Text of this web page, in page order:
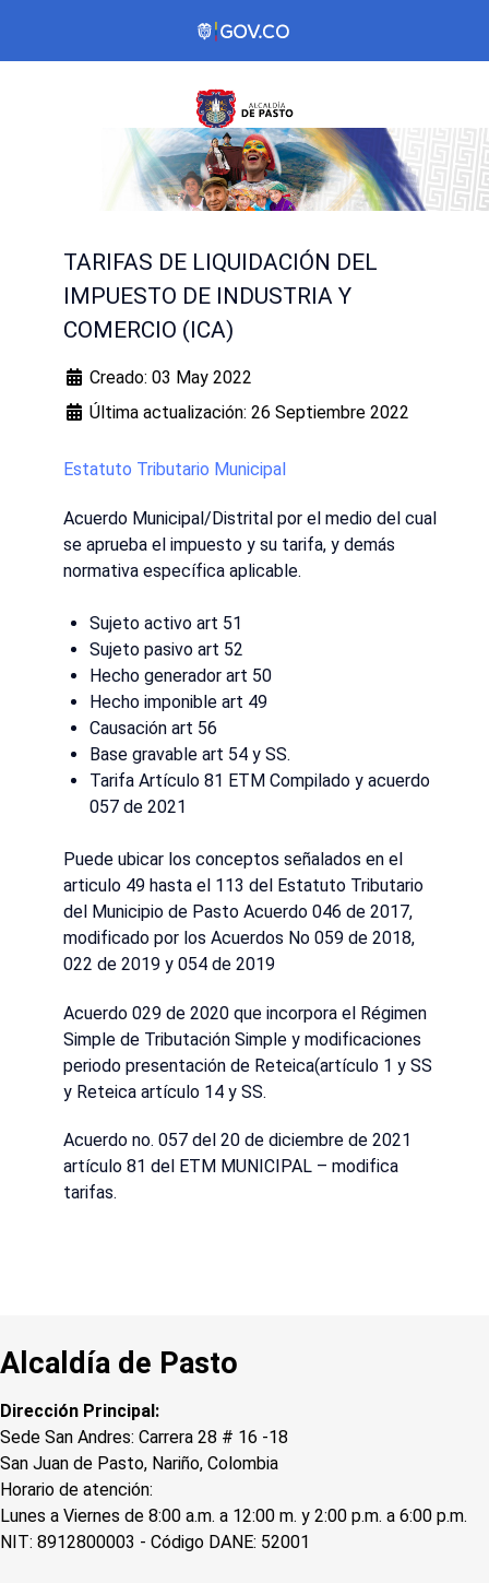
TARIFAS DE LIQUIDACIÓN DEL
IMPUESTO DE INDUSTRIA Y
COMERCIO (ICA)
Creado: 03 May 2022
Última actualización: 26 Septiembre 2022
Estatuto Tributario Municipal
Acuerdo Municipal/Distrital por el medio del cual
se aprueba el impuesto y su tarifa, y demás
normativa específica aplicable.
Sujeto activo art 51
Sujeto pasivo art 52
Hecho generador art 50
Hecho imponible art 49
Causación art 56
Base gravable art 54 y SS.
Tarifa Artículo 81 ETM Compilado y acuerdo
057 de 2021
Puede ubicar los conceptos señalados en el
articulo 49 hasta el 113 del Estatuto Tributario
del Municipio de Pasto Acuerdo 046 de 2017,
modificado por los Acuerdos No 059 de 2018,
022 de 2019 y 054 de 2019
Acuerdo 029 de 2020 que incorpora el Régimen
Simple de Tributación Simple y modificaciones
periodo presentación de Reteica(artículo 1 y SS
y Reteica artículo 14 y SS.
Acuerdo no. 057 del 20 de diciembre de 2021
artículo 81 del ETM MUNICIPAL – modifica
tarifas.
Alcaldía de Pasto
Dirección Principal:
Sede San Andres: Carrera 28 # 16 -18
San Juan de Pasto, Nariño, Colombia
Horario de atención:
Lunes a Viernes de 8:00 a.m. a 12:00 m. y 2:00 p.m. a 6:00 p.m.
NIT: 8912800003 - Código DANE: 52001